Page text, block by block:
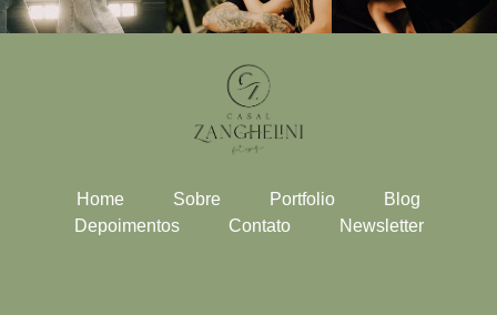
Home Sobre Portfolio
Blog
Depoimentos
Contato Newsletter